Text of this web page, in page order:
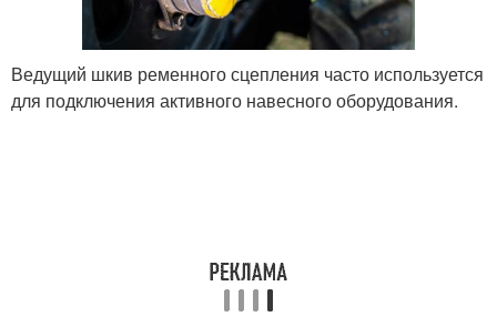
Ведущий шкив ременного сцепления часто используется
для подключения активного навесного оборудования.